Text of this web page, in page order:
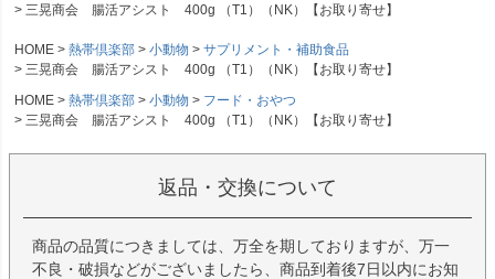
三晃商会 腸活アシスト 400g （T1）（NK）【お取り寄せ】
HOME 熱帯倶楽部 小動物
サプリメント・補助食品
三晃商会 腸活アシスト 400g （T1）（NK）【お取り寄せ】
HOME
熱帯倶楽部 小動物
フード・おやつ
三晃商会 腸活アシスト 400g （T1）（NK）【お取り寄せ】
返品・交換について
商品の品質につきましては、万全を期しておりますが、万一
不良・破損などがございましたら、商品到着後7日以内にお知